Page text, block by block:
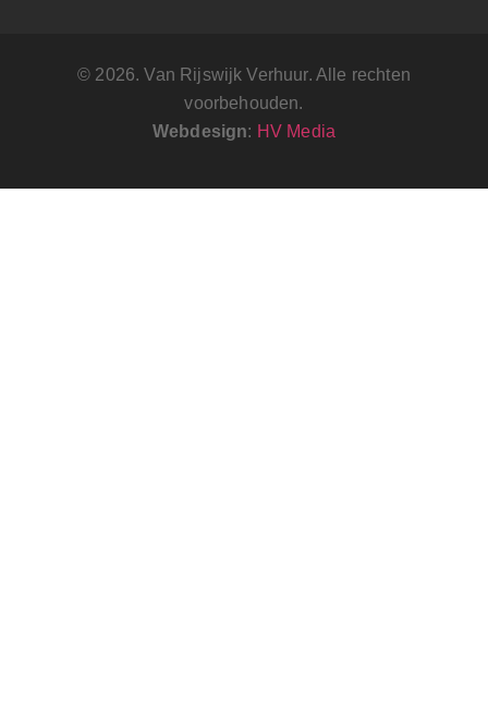
© 2026. Van Rijswijk Verhuur. Alle rechten
voorbehouden.
Webdesign: HV Media